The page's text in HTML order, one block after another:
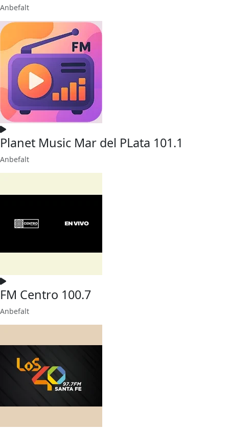
Anbefalt
Planet Music Mar del PLata 101.1
Anbefalt
FM Centro 100.7
Anbefalt